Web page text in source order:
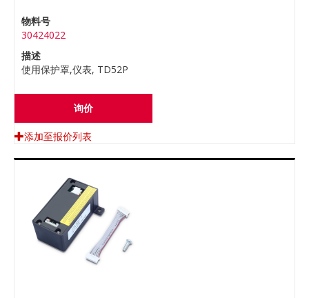
物料号
30424022
描述
使用保护罩,仪表, TD52P
询价
添加至报价列表